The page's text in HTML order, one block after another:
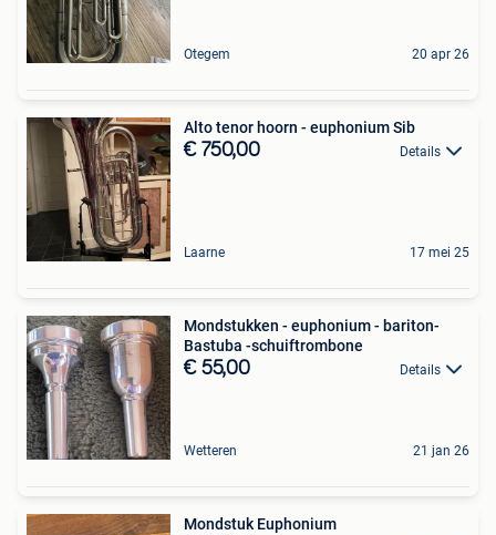
Otegem 20 apr 26
Alto tenor hoorn - euphonium Sib
€ 750,00 Details
Laarne 17 mei 25
Mondstukken - euphonium - bariton-
Bastuba -schuiftrombone
€ 55,00 Details
Wetteren 21 jan 26
Mondstuk Euphonium